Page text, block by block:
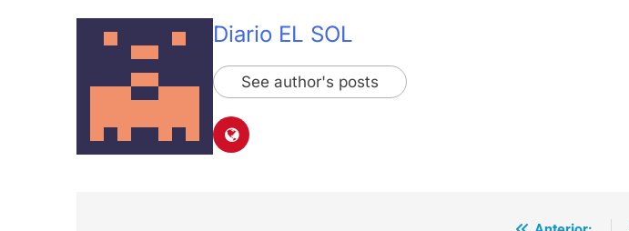
Diario EL SOL
See author's posts